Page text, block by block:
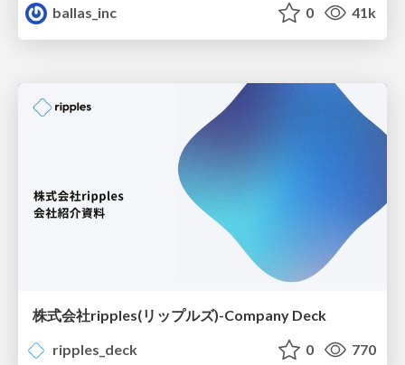
ballas_inc
0 41k
株式会社ripples(リップルズ)-Company Deck
ripples_deck
0 770